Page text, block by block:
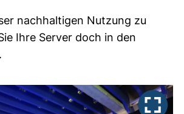
nachhaltigen Nutzung zu
Ihre Server doch in den
.